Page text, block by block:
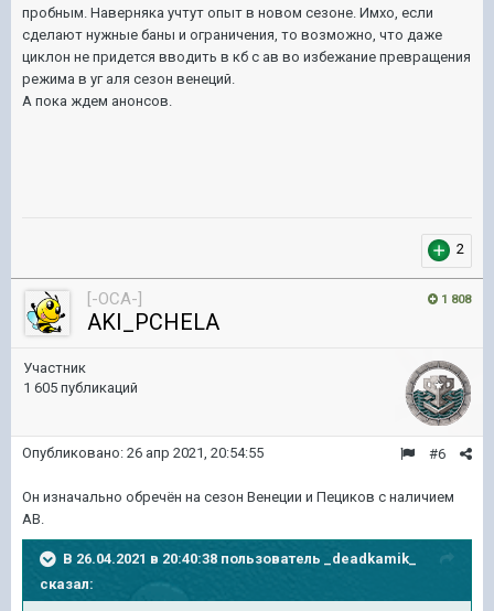
пробным. Наверняка учтут опыт в новом сезоне. Имхо, если
сделают нужные баны и ограничения, то возможно, что даже
циклон не придется вводить в кб с ав во избежание превращения
режима в уг аля сезон венеций.
А пока ждем анонсов.
2
1 808
[-OCA-]
AKI_PCHELA
Участник
1 605 публикаций
#6
Опубликовано: 26 апр 2021, 20:54:55
Он изначально обречён на сезон Венеции и Пециков с наличием
АВ.
В 26.04.2021 в 20:40:38 пользователь
_deadkamik_
сказал: